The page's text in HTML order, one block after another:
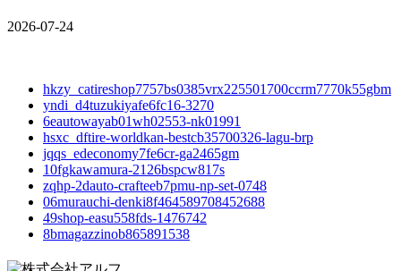
2026-07-24
hkzy_catireshop7757bs0385vrx225501700ccrm7770k55gbm
yndi_d4tuzukiyafe6fc16-3270
6eautowayab01wh02553-nk01991
hsxc_dftire-worldkan-bestcb35700326-lagu-brp
jqqs_edeconomy7fe6cr-ga2465gm
10fgkawamura-2126bspcw817s
zqhp-2dauto-crafteeb7pmu-np-set-0748
06murauchi-denki8f464589708452688
49shop-easu558fds-1476742
8bmagazzinob865891538